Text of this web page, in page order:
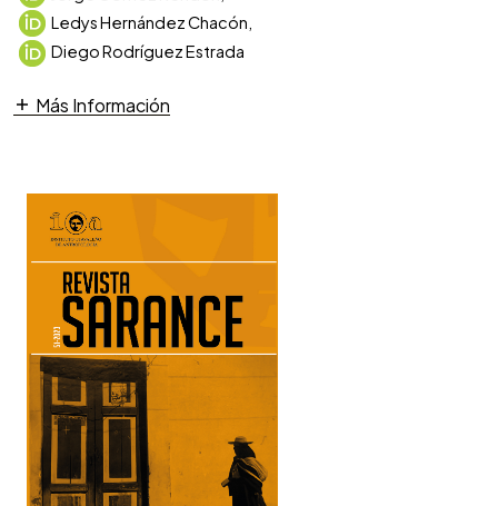
Ledys Hernández Chacón,
Diego Rodríguez Estrada
Más Información